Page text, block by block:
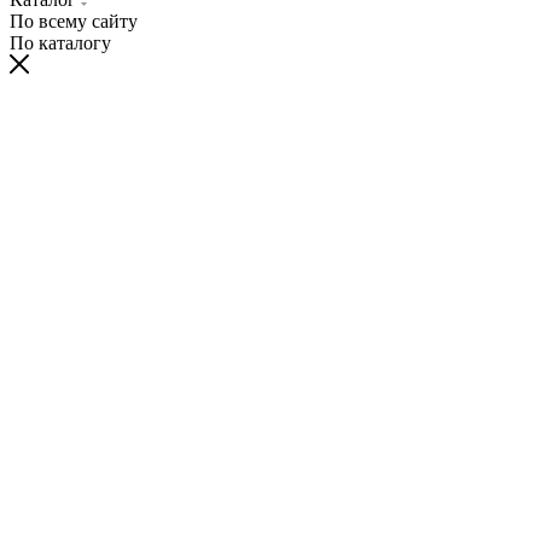
По всему сайту
По каталогу